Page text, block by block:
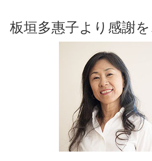
板垣多惠子より感謝